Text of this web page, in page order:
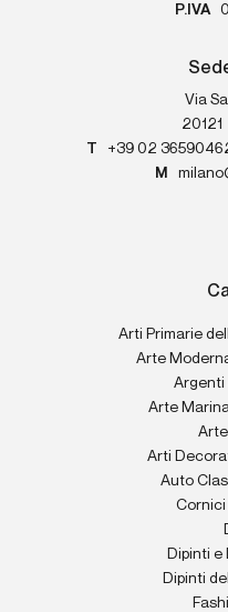
P.IVA
Via
20121
T
+39 02
M
Arti Primarie
Arte
Argenti
Arte
Arti
Auto
Cornici
Dipinti e
Dipinti